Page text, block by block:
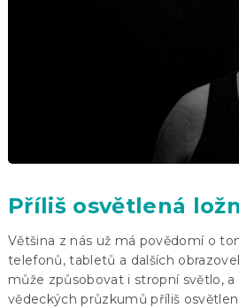
Příliš osvětlená
Většina z nás už má povědomí o
telefonů, tabletů a dalších
může způsobovat i stropní světlo,
vědeckých průzkumů příliš